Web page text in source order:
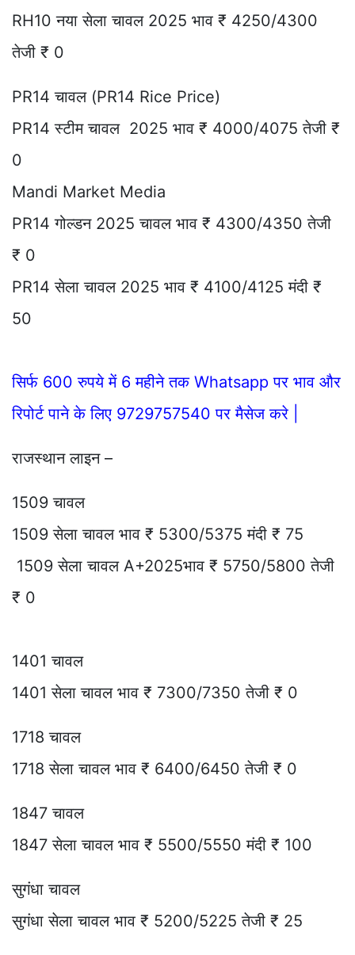
RH10 नया सेला चावल 2025 भाव ₹ 4250/4300
तेजी ₹ 0
PR14 चावल (PR14 Rice Price)
PR14 स्टीम चावल 2025 भाव ₹ 4000/4075 तेजी ₹
0
Mandi Market Media
PR14 गोल्डन 2025 चावल भाव ₹ 4300/4350 तेजी
₹ 0
PR14 सेला चावल 2025 भाव ₹ 4100/4125 मंदी ₹
50
सिर्फ 600 रुपये में 6 महीने तक Whatsapp पर भाव और
रिपोर्ट पाने के लिए 9729757540 पर मैसेज करे |
राजस्थान लाइन –
1509 चावल
1509 सेला चावल भाव ₹ 5300/5375 मंदी ₹ 75
1509 सेला चावल A+2025भाव ₹ 5750/5800 तेजी
₹ 0
1401 चावल
1401 सेला चावल भाव ₹ 7300/7350 तेजी ₹ 0
1718 चावल
1718 सेला चावल भाव ₹ 6400/6450 तेजी ₹ 0
1847 चावल
1847 सेला चावल भाव ₹ 5500/5550 मंदी ₹ 100
सुगंधा चावल
सुगंधा सेला चावल भाव ₹ 5200/5225 तेजी ₹ 25